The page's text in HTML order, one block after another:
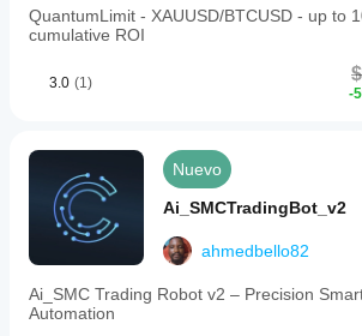
QuantumLimit - XAUUSD/BTCUSD - up to
cumulative ROI
3.0 (1)
-
Nuevo
Ai_SMCTradingBot_v2
ahmedbello82
Ai_SMC Trading Robot v2 – Precision
Automation